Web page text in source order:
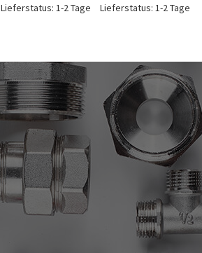
Lieferstatus: 1-2 Tage Lieferstatus: 1-2 Tage